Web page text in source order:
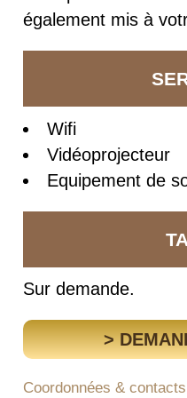
également mis à
Wifi
Vidéoprojecteur
Equipement de
Sur demande.
>
Coordonnées &